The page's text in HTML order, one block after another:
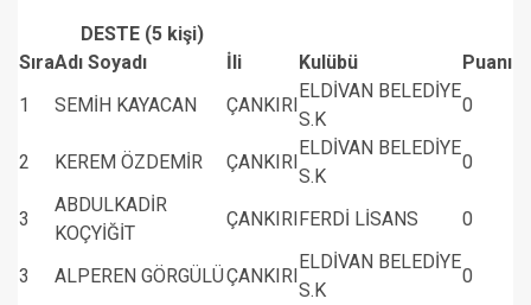
DESTE (5 kişi)
SıraAdı Soyadı İli Kulübü
Puanı
1
SEMİH KAYACAN ÇANKIRI
ELDİVAN BELEDİYE
S.K
0
2 KEREM ÖZDEMİR ÇANKIRI
ELDİVAN BELEDİYE
S.K
0
3
ABDULKADİR
KOÇYİĞİT
ÇANKIRIFERDİ LİSANS 0
3 ALPEREN GÖRGÜLÜÇANKIRI
ELDİVAN BELEDİYE
S.K
0